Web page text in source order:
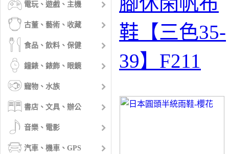
電玩、遊戲、主機
古董、藝術、收藏
食品、飲料、保健
鐘錶、錶飾、眼鏡
寵物、水族
書店、文具、辦公
音樂、電影
汽車、機車、GPS
鞋【三色35-
39】F211